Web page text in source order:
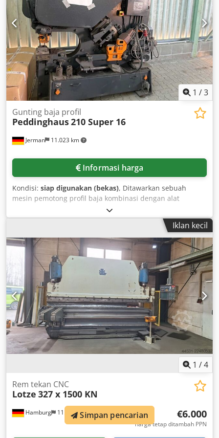
1 /3
Jerman 11.023 km
Gunting baja profil
Peddinghaus210 Super 16
Informasi harga
Kondisi: siap digunakan (bekas), Ditawarkan sebuah
mesin pemotong profil baja kombinasi dengan alat
pelubang Peddinghaus untuk melubangi, memotong, dan
membuat lekukan pada baja lembaran, baja profil, dan
baja batangan. Kekuatan pemotongan: sekitar 80 ton,
kapasitas pemotongan: 31 mm pada baja setebal 20 mm,
jarak kerja: 510 mm, diameter maksimum baja bulat: 50
mm, dimensi maksimum baja persegi: 45 mm, dimensi
maksimum baja sudut X/Y/Z: 140 mm/140 mm/13 mm,
berat: sekitar 3400 kg. Pemeriksaan di lokasi
dimungkinkan. Dodpfx Aajzrhhdovswa
Iklan kecil
1 /4
Hamburg 11.005 km
Rem tekan CNC
Lotze 327 x 1500 KN
€6.000
harga tetap ditambah PPN
Simpan pencarian